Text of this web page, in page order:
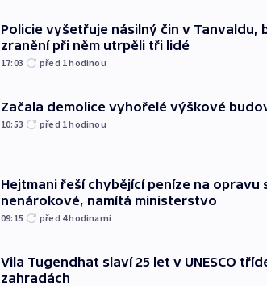
Policie vyšetřuje násilný čin v Tanvaldu,
zranění při něm utrpěli tři lidé
17:03 před 1hodinou
Začala demolice vyhořelé výškové
10:53 před 1hodinou
Hejtmani řeší chybějící peníze na opravu
nenárokové, namítá ministerstvo
09:15 před 4hodinami
Vila Tugendhat slaví 25 let v UNESCO
zahradách